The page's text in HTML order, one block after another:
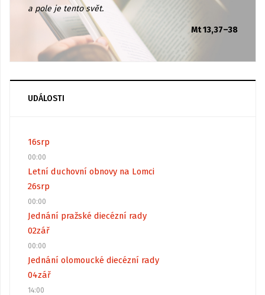
a pole je tento svět.
Mt 13,37–38
UDÁLOSTI
16srp
00:00
Letní duchovní obnovy na Lomci
26srp
00:00
Jednání pražské diecézní rady
02zář
00:00
Jednání olomoucké diecézní rady
04zář
14:00